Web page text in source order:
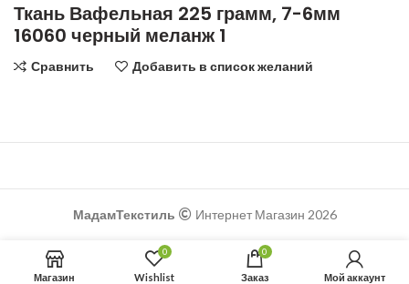
Ткань Вафельная 225 грамм, 7-6мм
16060 черный меланж 1
Сравнить Добавить в список желаний
МадамТекстиль Интернет Магазин 2026
Магазин
0
Wishlist
0
Заказ Мой аккаунт